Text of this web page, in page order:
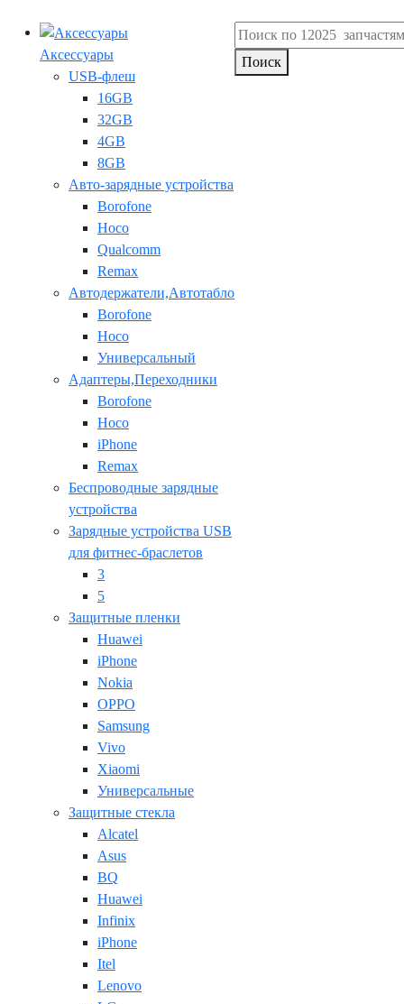
Аксессуары
USB-флеш
16GB
32GB
4GB
8GB
Авто-зарядные устройства
Borofone
Hoco
Qualcomm
Remax
Автодержатели,Автотабло
Borofone
Hoco
Универсальный
Адаптеры,Переходники
Borofone
Hoco
iPhone
Remax
Беспроводные зарядные
устройства
Зарядные устройства USB
для фитнес-браслетов
3
5
Защитные пленки
Huawei
iPhone
Nokia
OPPO
Samsung
Vivo
Xiaomi
Универсальные
Защитные стекла
Alcatel
Asus
BQ
Huawei
Infinix
iPhone
Itel
Lenovo
Поиск